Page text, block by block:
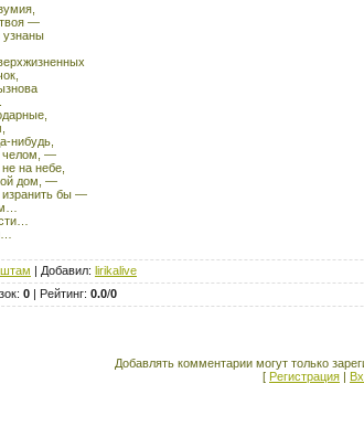
—
узнаны
нибудь,
челом, —
на небе,
дом, —
изранить бы —
| Добавил: lirikalive
: 0 | Рейтинг: 0.0/0
Добавлять комментарии могут только
[ Регистрация |